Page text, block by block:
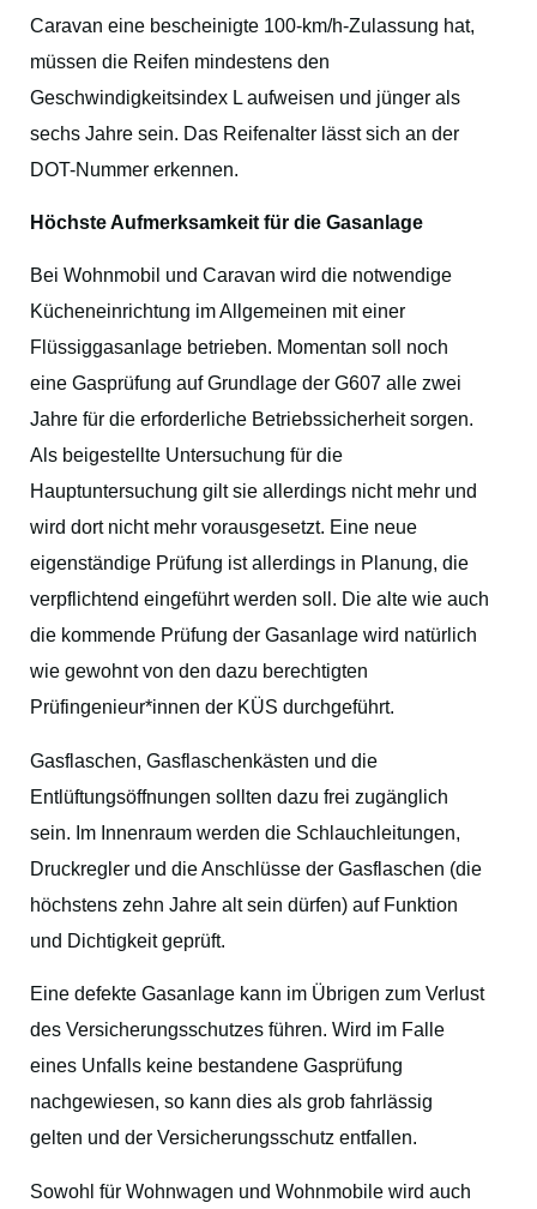
Caravan eine bescheinigte 100-km/h-Zulassung hat,
müssen die Reifen mindestens den
Geschwindigkeitsindex L aufweisen und jünger als
sechs Jahre sein. Das Reifenalter lässt sich an der
DOT-Nummer erkennen.
Höchste Aufmerksamkeit für die Gasanlage
Bei Wohnmobil und Caravan wird die notwendige
Kücheneinrichtung im Allgemeinen mit einer
Flüssiggasanlage betrieben. Momentan soll noch
eine Gasprüfung auf Grundlage der G607 alle zwei
Jahre für die erforderliche Betriebssicherheit sorgen.
Als beigestellte Untersuchung für die
Hauptuntersuchung gilt sie allerdings nicht mehr und
wird dort nicht mehr vorausgesetzt. Eine neue
eigenständige Prüfung ist allerdings in Planung, die
verpflichtend eingeführt werden soll. Die alte wie auch
die kommende Prüfung der Gasanlage wird natürlich
wie gewohnt von den dazu berechtigten
Prüfingenieur*innen der KÜS durchgeführt.
Gasflaschen, Gasflaschenkästen und die
Entlüftungsöffnungen sollten dazu frei zugänglich
sein. Im Innenraum werden die Schlauchleitungen,
Druckregler und die Anschlüsse der Gasflaschen (die
höchstens zehn Jahre alt sein dürfen) auf Funktion
und Dichtigkeit geprüft.
Eine defekte Gasanlage kann im Übrigen zum Verlust
des Versicherungsschutzes führen. Wird im Falle
eines Unfalls keine bestandene Gasprüfung
nachgewiesen, so kann dies als grob fahrlässig
gelten und der Versicherungsschutz entfallen.
Sowohl für Wohnwagen und Wohnmobile wird auch